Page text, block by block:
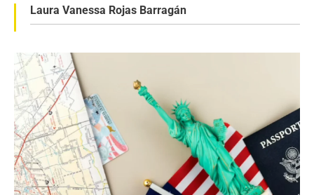
Laura Vanessa Rojas Barragán